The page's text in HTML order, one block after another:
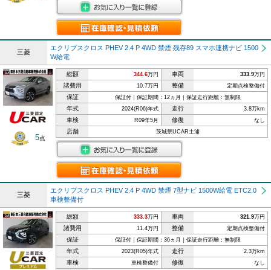
三菱
エクリプスクロス PHEV 2.4 P 4WD 禁煙 残存89 スマホ連携ナビ 1500
W給電
5点
総額 344.6万円 車両 333.9万円
諸費用 10.7万円 整備 定期点検整備付
保証 保証付｜保証期間：12ヵ月｜保証走行距離：無制限
年式 2024(R06)年式 走行 3.8万km
車検 R09年5月 修復 なし
店舗 茨城県UCAR土浦
三菱
エクリプスクロス PHEV 2.4 P 4WD 禁煙 7型ナビ 1500W給電 ETC2.0
車検整備付
総額 333.3万円 車両 321.9万円
諸費用 11.4万円 整備 定期点検整備付
保証 保証付｜保証期間：36ヵ月｜保証走行距離：無制限
年式 2023(R05)年式 走行 2.3万km
車検 車検整備付 修復 なし